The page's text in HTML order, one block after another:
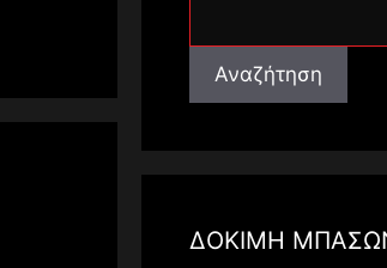
Αναζήτηση
ΔΟΚΙΜΗ